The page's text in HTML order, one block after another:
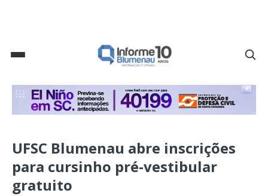
UFSC Blumenau abre inscrições
para cursinho pré-vestibular
gratuito